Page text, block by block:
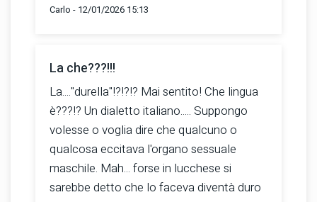
Carlo - 12/01/2026 15:13
La che???!!!
La...."durella"!?!?!? Mai sentito! Che lingua
è???!? Un dialetto italiano..... Suppongo
volesse o voglia dire che qualcuno o
qualcosa eccitava l'organo sessuale
maschile. Mah... forse in lucchese si
sarebbe detto che lo faceva diventà duro